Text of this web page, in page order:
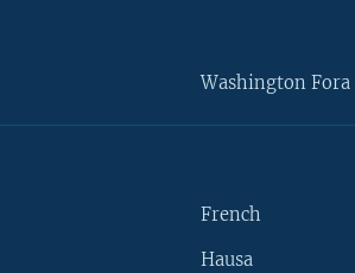
Washington
French
Hausa